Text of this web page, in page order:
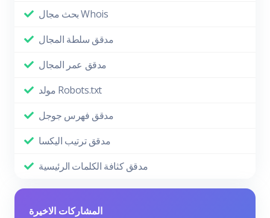
بحث مجال Whois
مدقق سلطة المجال
مدقق عمر المجال
مولد Robots.txt
مدقق فهرس جوجل
مدقق ترتيب اليكسا
مدقق كثافة الكلمات الرئيسية
المشاركات الاخيرة